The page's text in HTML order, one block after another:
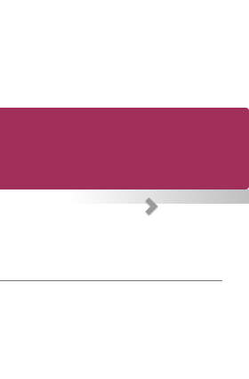
Next